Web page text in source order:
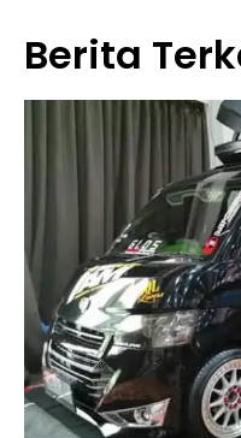
Berita